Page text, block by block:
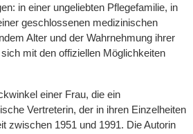
in einer ungeliebten Pflegefamilie, in
geschlossenen medizinischen
Alter und der Wahrnehmung ihrer
mit den offiziellen Möglichkeiten
einer Frau, die ein
Vertreterin, der in ihren Einzelheiten
zwischen 1951 und 1991. Die Autorin